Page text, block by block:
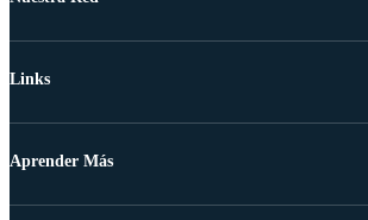
Links
Aprender Más